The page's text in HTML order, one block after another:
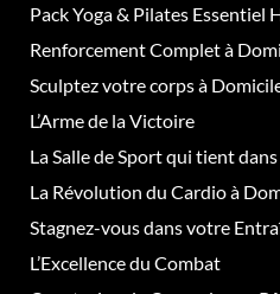
Pack Yoga & Pilates Essentiel
Renforcement Complet à
Sculptez votre corps à
L’Arme de la Victoire
La Salle de Sport qui tient
La Révolution du Cardio à
Stagnez-vous dans votre
L’Excellence du Combat